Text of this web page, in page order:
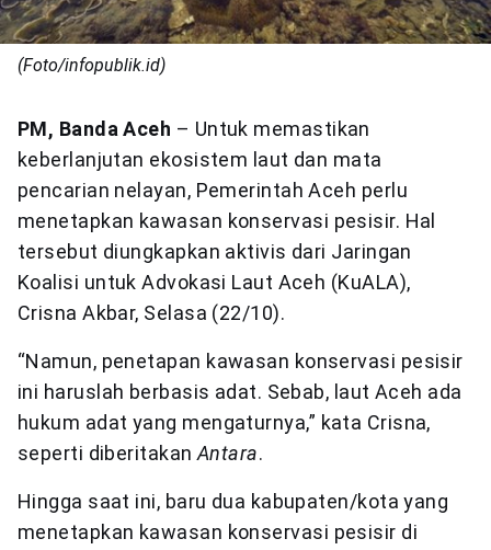
(Foto/infopublik.id)
PM, Banda Aceh – Untuk memastikan
keberlanjutan ekosistem laut dan mata
pencarian nelayan, Pemerintah Aceh perlu
menetapkan kawasan konservasi pesisir. Hal
tersebut diungkapkan aktivis dari Jaringan
Koalisi untuk Advokasi Laut Aceh (KuALA),
Crisna Akbar, Selasa (22/10).
“Namun, penetapan kawasan konservasi pesisir
ini haruslah berbasis adat. Sebab, laut Aceh ada
hukum adat yang mengaturnya,” kata Crisna,
seperti diberitakanAntara.
Hingga saat ini, baru dua kabupaten/kota yang
menetapkan kawasan konservasi pesisir di